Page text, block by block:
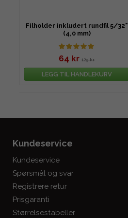
Filholder inkludert rundfil 5/32"
(4,0 mm)
64 kr 129 kr
LEGG TIL HANDLEKURV
Kundeservice
Kundeservice
Spørsmål og svar
Registrere retur
Prisgaranti
Størrelsestabeller